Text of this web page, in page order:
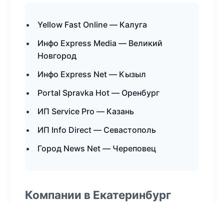
Yellow Fast Online — Калуга
Инфо Express Media — Великий
Новгород
Инфо Express Net — Кызыл
Portal Spravka Hot — Оренбург
ИП Service Pro — Казань
ИП Info Direct — Севастополь
Город News Net — Череповец
Компании в Екатеринбург